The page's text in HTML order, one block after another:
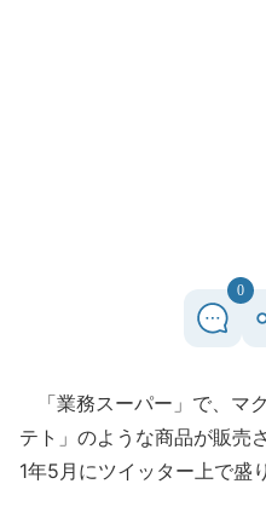
0
「業務スーパー」で、マ
テト」のような商品が販売
1年5月にツイッター上で盛